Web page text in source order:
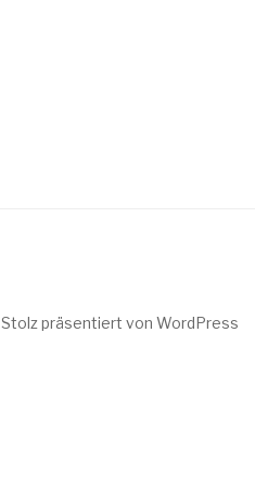
Stolz präsentiert von WordPress